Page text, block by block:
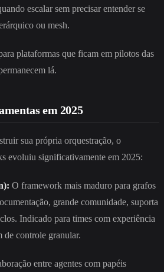
escalar sem precisar entender se
ou mesh.
plataformas que ficam em pilotos das
lá.
em 2025
sua própria orquestração, o
evoluiu significativamente em 2025:
O framework mais maduro para grafos
grande comunidade, suporta
Indicado para times com experiência
de controle granular.
entre agentes com papéis